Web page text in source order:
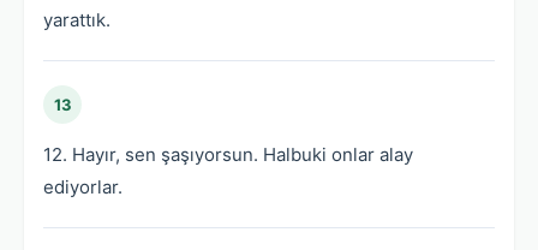
yarattık.
13
12. Hayır, sen şaşıyorsun. Halbuki onlar alay
ediyorlar.